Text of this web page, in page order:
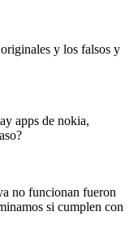
y los falsos y
apps de nokia,
no funcionan fueron
si cumplen con